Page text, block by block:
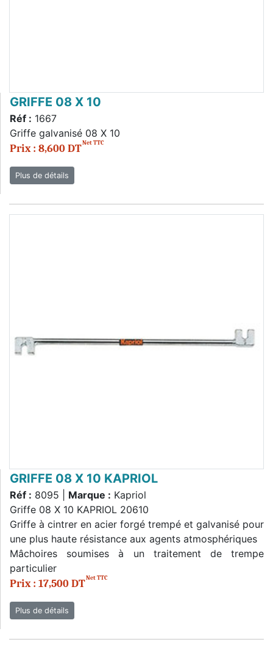
GRIFFE 08 X 10
Réf : 1667
Griffe galvanisé 08 X 10
Prix : 8,600 DTNet TTC
Plus de détails
GRIFFE 08 X 10 KAPRIOL
Réf : 8095 | Marque : Kapriol
Griffe 08 X 10 KAPRIOL 20610
Griffe à cintrer en acier forgé trempé et galvanisé pour
une plus haute résistance aux agents atmosphériques
Mâchoires soumises à un traitement de trempe
particulier
Prix : 17,500 DTNet TTC
Plus de détails